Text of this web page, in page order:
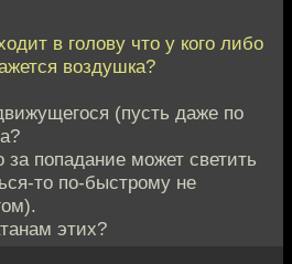
в голову что у кого либо
воздушка?
(пусть даже по
попадание может светить
то по-быстрому не
этих?